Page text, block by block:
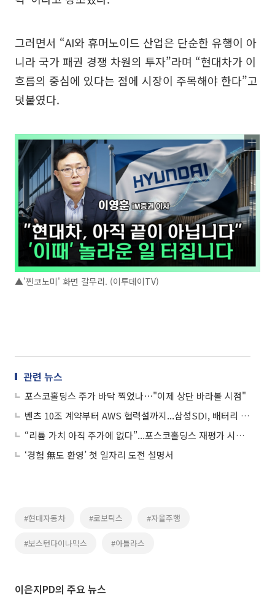
그러면서 “AI와 휴머노이드 산업은 단순한 유행이 아
니라 국가 패권 경쟁 차원의 투자”라며 “현대차가 이
흐름의 중심에 있다는 점에 시장이 주목해야 한다”고
덧붙였다.
▲'찐코노미' 화면 갈무리. (이투데이TV)
관련 뉴스
포스코홀딩스 주가 바닥 찍었나⋯"이제 상단 바라볼 시점"
벤츠 10조 계약부터 AWS 협력설까지...삼성SDI, 배터리 반등 ‘주도주’ 되나
“리튬 가치 아직 주가에 없다”...포스코홀딩스 재평가 시작되나
‘경험 無도 환영’ 첫 일자리 도전 설명서
#현대자동차 #로보틱스 #자율주행
#보스턴다이나믹스 #아틀라스
이은지PD의 주요 뉴스